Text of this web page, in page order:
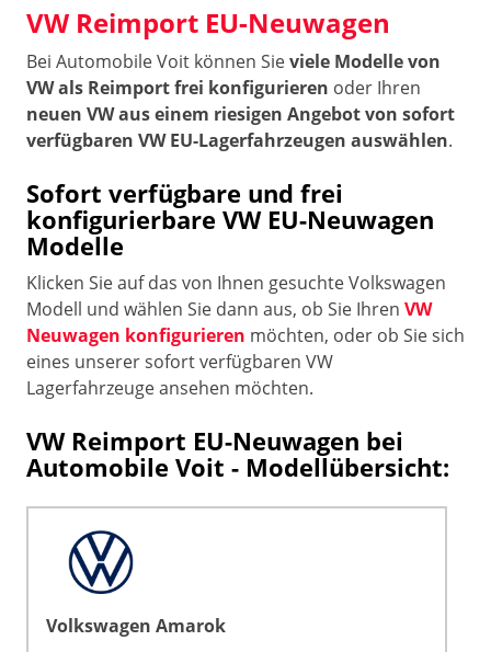
VW Reimport EU-Neuwagen
Bei Automobile Voit können Sieviele Modelle von
VW als Reimport frei konfigurieren oder Ihren
neuen VW aus einem riesigen Angebot von sofort
verfügbaren VW EU-Lagerfahrzeugen auswählen.
Sofort verfügbare und frei
konfigurierbare VW EU-Neuwagen
Modelle
Klicken Sie auf das von Ihnen gesuchte Volkswagen
Modell und wählen Sie dann aus, ob Sie Ihren VW
Neuwagen konfigurieren möchten, oder ob Sie sich
eines unserer sofort verfügbaren VW
Lagerfahrzeuge ansehen möchten.
VW Reimport EU-Neuwagen bei
Automobile Voit - Modellübersicht:
Volkswagen Amarok